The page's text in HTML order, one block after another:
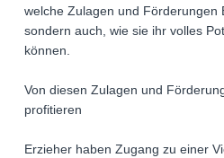
welche Zulagen und Förderungen
sondern auch, wie sie ihr volles
können.
Von diesen Zulagen und
profitieren
Erzieher haben Zugang zu einer